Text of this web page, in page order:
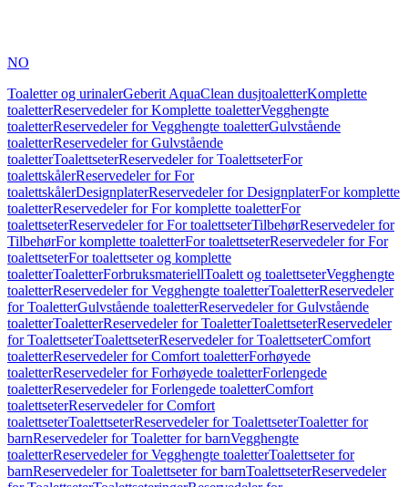
NO
Toaletter og urinalerGeberit AquaClean dusjtoaletterKomplette
toaletterReservedeler for Komplette toaletterVegghengte
toaletterReservedeler for Vegghengte toaletterGulvstående
toaletterReservedeler for Gulvstående
toaletterToalettseterReservedeler for ToalettseterFor
toalettskålerReservedeler for For
toalettskålerDesignplaterReservedeler for DesignplaterFor komplette
toaletterReservedeler for For komplette toaletterFor
toalettseterReservedeler for For toalettseterTilbehørReservedeler for
TilbehørFor komplette toaletterFor toalettseterReservedeler for For
toalettseterFor toalettseter og komplette
toaletterToaletterForbruksmateriellToalett og toalettseterVegghengte
toaletterReservedeler for Vegghengte toaletterToaletterReservedeler
for ToaletterGulvstående toaletterReservedeler for Gulvstående
toaletterToaletterReservedeler for ToaletterToalettseterReservedeler
for ToalettseterToalettseterReservedeler for ToalettseterComfort
toaletterReservedeler for Comfort toaletterForhøyede
toaletterReservedeler for Forhøyede toaletterForlengede
toaletterReservedeler for Forlengede toaletterComfort
toalettseterReservedeler for Comfort
toalettseterToalettseterReservedeler for ToalettseterToaletter for
barnReservedeler for Toaletter for barnVegghengte
toaletterReservedeler for Vegghengte toaletterToalettseter for
barnReservedeler for Toalettseter for barnToalettseterReservedeler